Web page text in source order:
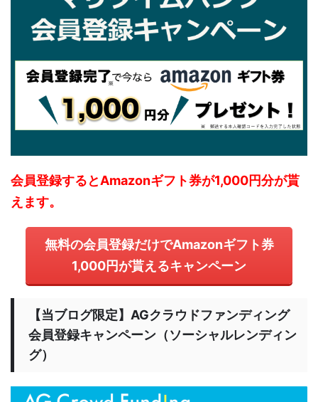
会員登録するとAmazonギフト券が1,000円分が貰
えます。
無料の会員登録だけでAmazonギフト券
1,000円が貰えるキャンペーン
【当ブログ限定】AGクラウドファンディング
会員登録キャンペーン（ソーシャルレンディン
グ）